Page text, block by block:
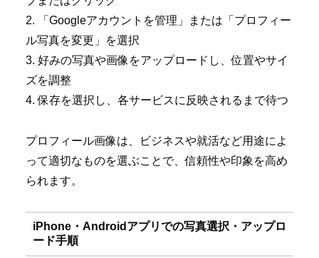
2. 「Googleアカウントを管理」または「プロフィー
ル写真を変更」を選択
3. 好みの写真や画像をアップロードし、位置やサイ
ズを調整
4. 保存を選択し、各サービスに反映されるまで待つ
プロフィール画像は、ビジネスや就活など用途によ
って適切なものを選ぶことで、信頼性や印象を高め
られます。
iPhone・Androidアプリでの写真選択・アップロ
ード手順